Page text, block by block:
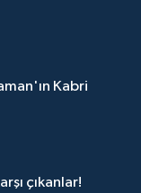
Kabri
çıkanlar!